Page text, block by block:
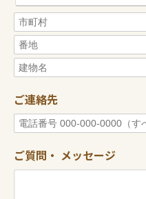
ご連絡先
ご質問・ メッセージ